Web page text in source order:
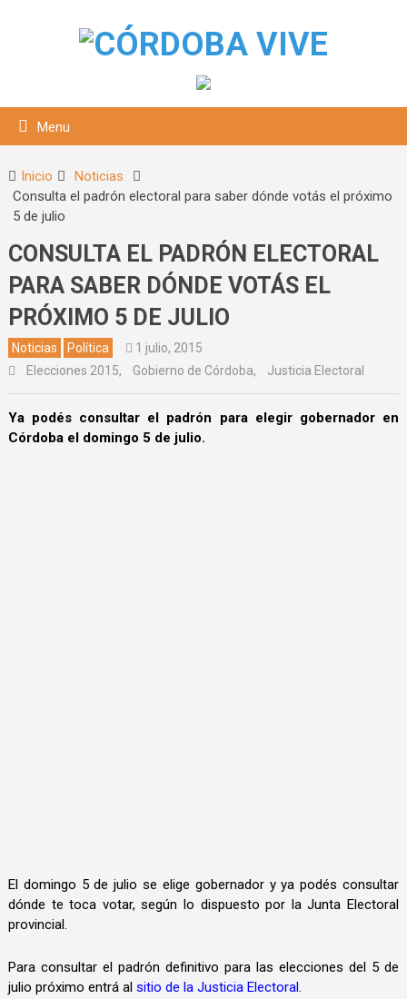
Menu
Inicio
Noticias
Consulta el padrón electoral para saber dónde votás el próximo
5 de julio
CONSULTA EL PADRÓN ELECTORAL
PARA SABER DÓNDE VOTÁS EL
PRÓXIMO 5 DE JULIO
Noticias Política
1 julio, 2015
Elecciones 2015, Gobierno de Córdoba, Justicia Electoral
Ya podés consultar el padrón para elegir gobernador en
Córdoba el domingo 5 de julio.
El domingo 5 de julio se elige gobernador y ya podés consultar
dónde te toca votar, según lo dispuesto por la Junta Electoral
provincial.
Para consultar el padrón definitivo para las elecciones del 5 de
julio próximo entrá al sitio de la Justicia Electoral.